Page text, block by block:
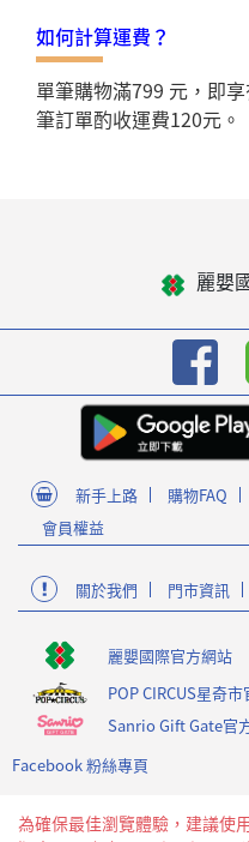
如何計算運費？
單筆購物滿799 元，即
筆訂單酌收運費120元。
麗嬰
新手上路 購物FAQ
會員權益
關於我們 門市資訊
麗嬰國際官方網站
POP CIRCUS星奇
Sanrio Gift Gate官
Facebook 粉絲專頁
為確保最佳瀏覽體驗，建議使